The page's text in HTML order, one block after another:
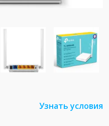
Узнать условия